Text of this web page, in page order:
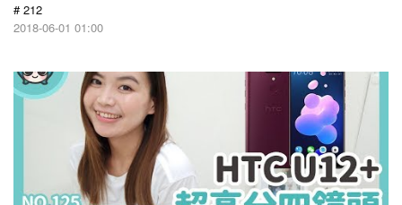
# 212
2018-06-01 01:00